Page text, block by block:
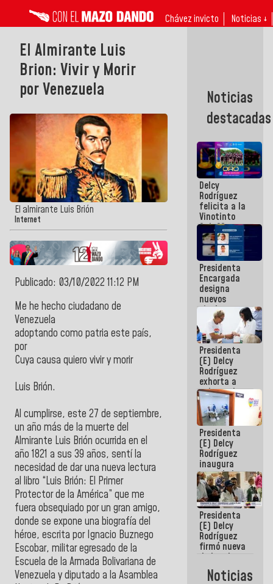
Chávez invicto Noticias ↓
El Almirante Luis
Brion: Vivir y Morir
por Venezuela
El almirante Luis Brión
Internet
Publicado: 03/10/2022 11:12 PM
Me he hecho ciudadano de
Venezuela
adoptando como patria este país,
por
Cuya causa quiero vivir y morir
Luis Brión.
Al cumplirse, este 27 de septiembre,
un año más de la muerte del
Almirante Luis Brión ocurrida en el
año 1821 a sus 39 años, sentí la
necesidad de dar una nueva lectura
al libro “Luis Brión: El Primer
Protector de la América” que me
fuera obsequiado por un gran amigo,
donde se expone una biografía del
héroe, escrita por Ignacio Buznego
Escobar, militar egresado de la
Escuela de la Armada Bolivariana de
Venezuela y diputado a la Asamblea
Noticias
destacadas
Delcy
Rodríguez
felicita a la
Vinotinto
Sub 20
campeona
frente
México Sub
23 en los
Centroamericanos
Presidenta
Encargada
designa
nuevos
titulares en
Viceministerio
de Energía
Eléctrica y
CORPOELEC
Presidenta
(E) Delcy
Rodríguez
exhorta a
gobernadores
y alcaldes a
edificar
casas para
abuelos
Presidenta
(E) Delcy
Rodríguez
inaugura
casa de los
Abuelos
Primavera
en Caracas
Presidenta
(E) Delcy
Rodríguez
firmó nueva
de Ley de
Arrendamiento
aprobada
Noticias